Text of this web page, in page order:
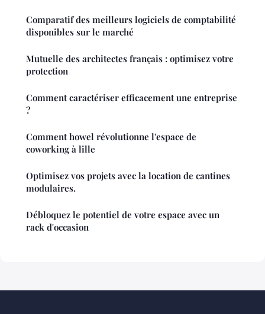
Comparatif des meilleurs logiciels de comptabilité
disponibles sur le marché
Mutuelle des architectes français : optimisez votre
protection
Comment caractériser efficacement une entreprise
?
Comment howel révolutionne l'espace de
coworking à lille
Optimisez vos projets avec la location de cantines
modulaires.
Débloquez le potentiel de votre espace avec un
rack d'occasion